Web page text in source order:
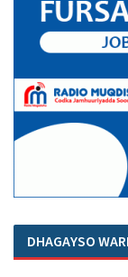
DHAGAYSO